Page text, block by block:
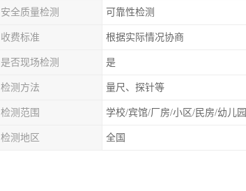
安全质量检测 可靠性检测
收费标准 根据实际情况协商
是否现场检测 是
检测方法 量尺、探针等
检测范围 学校/宾馆/厂房/小区/民房/幼儿园
检测地区 全国